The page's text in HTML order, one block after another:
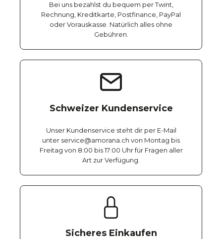
Bei uns bezahlst du bequem per Twint,
Rechnung, Kreditkarte, Postfinance, PayPal
oder Vorauskasse. Natürlich alles ohne
Gebühren.
Schweizer Kundenservice
Unser Kundenservice steht dir per E-Mail
unter service@amorana.ch von Montag bis
Freitag von 8:00 bis 17:00 Uhr für Fragen aller
Art zur Verfügung.
Sicheres Einkaufen